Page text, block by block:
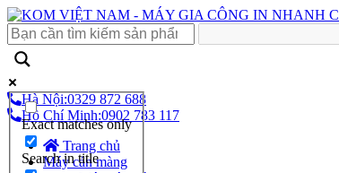
Exact matches only
Search in title
Hà Nội:0329 872 688
Hồ Chí Minh:0902 783 117
Trang chủ
Máy cán màng